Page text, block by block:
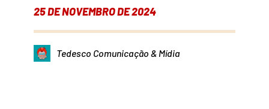
25 DE NOVEMBRO DE 2024
Tedesco Comunicação & Mídia